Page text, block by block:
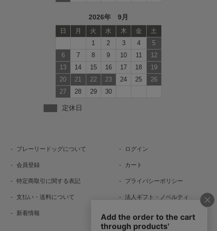
2026年 9月
日 月 火 水 木 金
土
1
2 3 4
5
6
7 8 9 10 11
12
13
14 15 16 17 18
19
20
21 22 23 24 25
26
27
28 29 30
定休日
プレーリードッグについて ログイン
会員登録 カート
特定商取引に関する表記 プライバシーポリシー
支払い・送料について 法人ギフト・ノベルティ
新着情報